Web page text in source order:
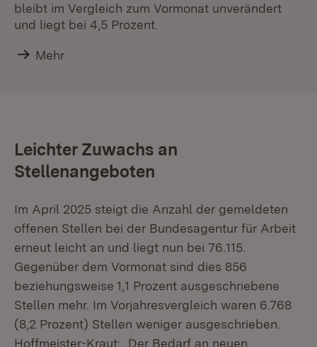
bleibt im Vergleich zum Vormonat unverändert
und liegt bei 4,5 Prozent.
Mehr
Leichter Zuwachs an
Stellenangeboten
Im April 2025 steigt die Anzahl der gemeldeten
offenen Stellen bei der Bundesagentur für Arbeit
erneut leicht an und liegt nun bei 76.115.
Gegenüber dem Vormonat sind dies 856
beziehungsweise 1,1 Prozent ausgeschriebene
Stellen mehr. Im Vorjahresvergleich waren 6.768
(8,2 Prozent) Stellen weniger ausgeschrieben.
Hoffmeister-Kraut: „Der Bedarf an neuen